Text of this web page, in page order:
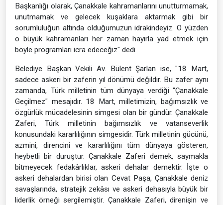
Başkanlığı olarak, Çanakkale kahramanlarını unutturmamak,
unutmamak ve gelecek kuşaklara aktarmak gibi bir
sorumluluğun altında olduğumuzun idrakindeyiz. O yüzden
o büyük kahramanları her zaman hayırla yad etmek için
böyle programları icra edeceğiz" dedi.
Belediye Başkan Vekili Av. Bülent Şarlan ise, "18 Mart,
sadece askeri bir zaferin yıl dönümü değildir. Bu zafer aynı
zamanda, Türk milletinin tüm dünyaya verdiği "Çanakkale
Geçilmez" mesajıdır. 18 Mart, milletimizin, bağımsızlık ve
özgürlük mücadelesinin simgesi olan bir gündür. Çanakkale
Zaferi, Türk milletinin bağımsızlık ve vatanseverlik
konusundaki kararlılığının simgesidir. Türk milletinin gücünü,
azmini, direncini ve kararlılığını tüm dünyaya gösteren,
heybetli bir duruştur. Çanakkale Zaferi demek, saymakla
bitmeyecek fedakârlıklar, askeri dehalar demektir. İşte o
askeri dehalardan birisi olan Cevat Paşa, Çanakkale deniz
savaşlarında, stratejik zekâsı ve askeri dehasıyla büyük bir
liderlik örneği sergilemiştir. Çanakkale Zaferi, direnişin ve